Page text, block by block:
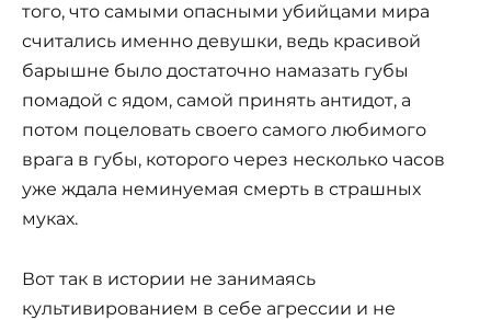
того, что самыми опасными убийцами мира
считались именно девушки, ведь красивой
барышне было достаточно намазать губы
помадой с ядом, самой принять антидот, а
потом поцеловать своего самого любимого
врага в губы, которого через несколько часов
уже ждала неминуемая смерть в страшных
муках.
Вот так в истории не занимаясь
культивированием в себе агрессии и не